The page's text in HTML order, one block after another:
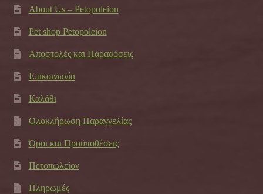
About Us – Petopoleion
Pet shop Petopoleion
Αποστολές και Παραδόσεις
Επικοινωνία
Καλάθι
Ολοκλήρωση Παραγγελίας
Όροι και Προϋποθέσεις
Πετοπωλείον
Πληρωμές